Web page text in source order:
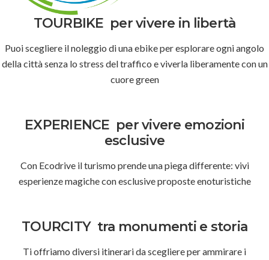
TOURBIKE per vivere in libertà
Puoi scegliere il noleggio di una ebike per esplorare ogni angolo
della città senza lo stress del traffico e viverla liberamente con un
cuore green
EXPERIENCE per vivere emozioni
esclusive
Con Ecodrive il turismo prende una piega differente: vivi
esperienze magiche con esclusive proposte enoturistiche
TOURCITY tra monumenti e storia
Ti offriamo diversi itinerari da scegliere per ammirare i